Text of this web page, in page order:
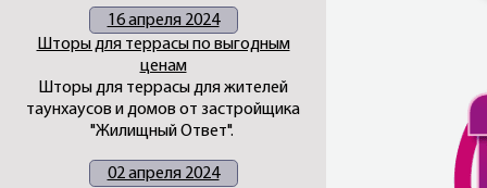
16 апреля 2024
Шторы для террасы по выгодным
ценам
Шторы для террасы для жителей
таунхаусов и домов от застройщика
"Жилищный Ответ".
02 апреля 2024